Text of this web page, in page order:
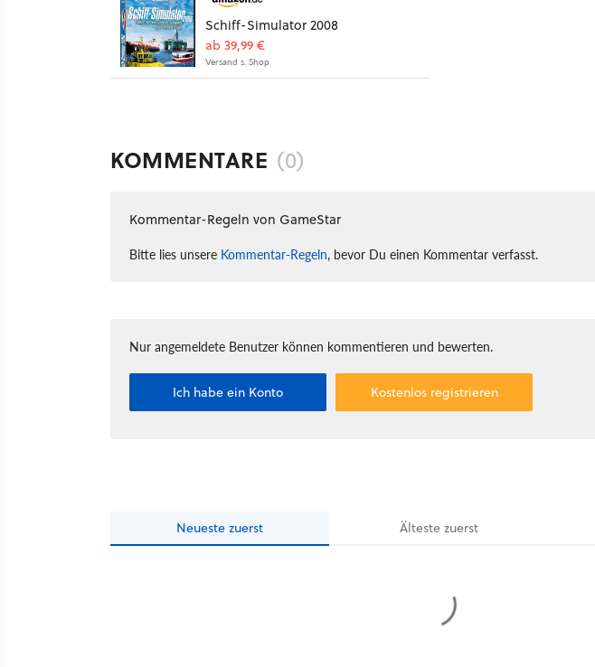
Schiff-Simulator 2008
ab 39,99 €
Versand s. Shop
KOMMENTARE (0)
Kommentar-Regeln von GameStar
Bitte lies unsere Kommentar-Regeln, bevor Du einen Kommentar verfasst.
Nur angemeldete Benutzer können kommentieren und bewerten.
Ich habe ein Konto Kostenlos registrieren
Neueste zuerst Ältestezuerst